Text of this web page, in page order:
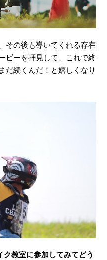
その後も導いてくれる存在
ビーを拝見して、これで終
だ続くんだ！と嬉しくなり
教室に参加してみてどう